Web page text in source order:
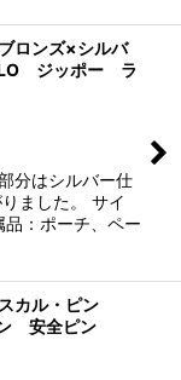
ロンズ×シルバ
ジッポー ラ
分はシルバー仕
ました。 サイ
：ポーチ、ペー
カル・ピン
安全ピン